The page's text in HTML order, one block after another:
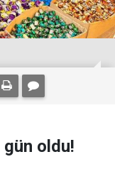
gün oldu!